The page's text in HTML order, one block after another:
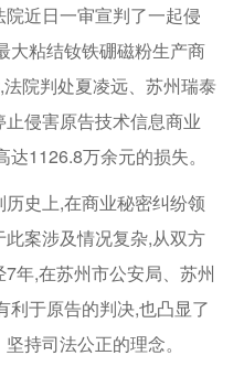
近日一审宣判了一起侵
大粘结钕铁硼磁粉生产商
院判处夏凌远、苏州瑞泰
侵害原告技术信息商业
1126.8万余元的损失。
史上,在商业秘密纠纷领
案涉及情况复杂,从双方
年,在苏州市公安局、苏州
利于原告的判决,也凸显了
持司法公正的理念。